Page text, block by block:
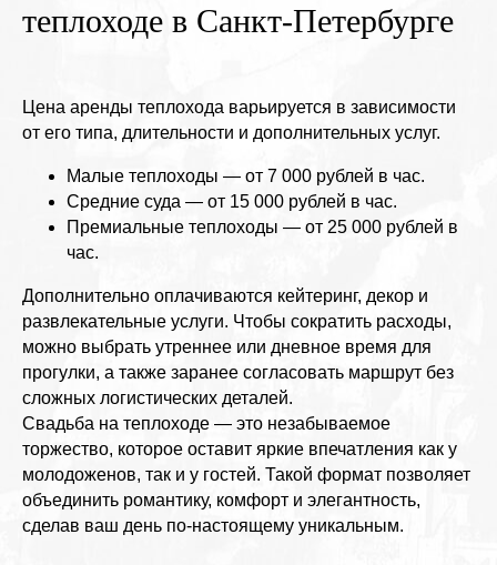
теплоходе в Санкт-Петербурге
Цена аренды теплохода варьируется в зависимости
от его типа, длительности и дополнительных услуг.
Малые теплоходы — от 7 000 рублей в час.
Средние суда — от 15 000 рублей в час.
Премиальные теплоходы — от 25 000 рублей в
час.
Дополнительно оплачиваются кейтеринг, декор и
развлекательные услуги. Чтобы сократить расходы,
можно выбрать утреннее или дневное время для
прогулки, а также заранее согласовать маршрут без
сложных логистических деталей.
Свадьба на теплоходе — это незабываемое
торжество, которое оставит яркие впечатления как у
молодоженов, так и у гостей. Такой формат позволяет
объединить романтику, комфорт и элегантность,
сделав ваш день по-настоящему уникальным.